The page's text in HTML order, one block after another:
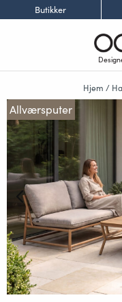
Butikker
Hjem /
Allværsputer